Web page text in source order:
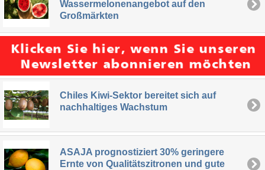
Wassermelonenangebot auf den
Großmärkten
Chiles Kiwi-Sektor bereitet sich auf
nachhaltiges Wachstum
ASAJA prognostiziert 30% geringere
Ernte von Qualitätszitronen und gute